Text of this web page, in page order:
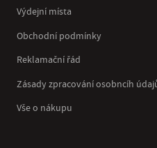
Výdejní místa
Obchodní podmínky
Reklamační řád
Zásady zpracování osobncíh
Vše o nákupu